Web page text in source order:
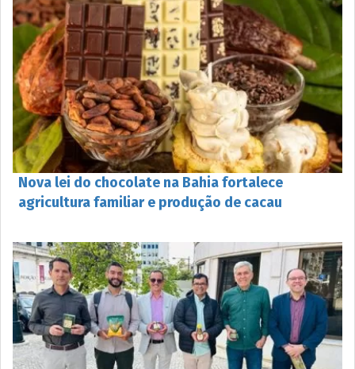
Nova lei do chocolate na Bahia fortalece
agricultura familiar e produção de cacau